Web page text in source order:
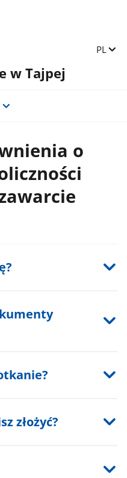
Zmień
PL
w Tajpej
o
złożyć?